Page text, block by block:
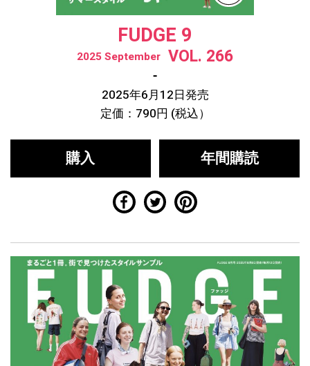
FUDGE 9
2025 September VOL. 266
2025年6月12日発売
定価：790円 (税込）
購入 年間購読